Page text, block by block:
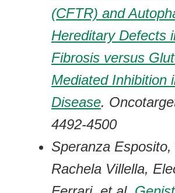
(CFTR) and
Hereditary Defects
Fibrosis versus
Mediated Inhibition
Disease.
4492-4500
Speranza Esposito,
Rachela Villella,